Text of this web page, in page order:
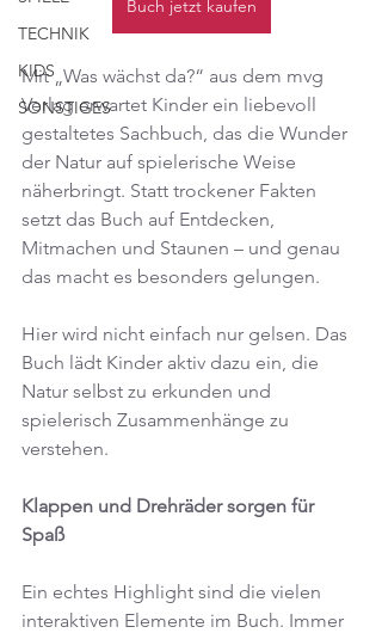
TECHNIK
KIDS
SONSTIGES
Buch jetzt kaufen
Mit „Was wächst da?“ aus dem mvg
Verlag erwartet Kinder ein liebevoll
gestaltetes Sachbuch, das die Wunder
der Natur auf spielerische Weise
näherbringt. Statt trockener Fakten
setzt das Buch auf Entdecken,
Mitmachen und Staunen – und genau
das macht es besonders gelungen.
Hier wird nicht einfach nur gelsen. Das
Buch lädt Kinder aktiv dazu ein, die
Natur selbst zu erkunden und
spielerisch Zusammenhänge zu
verstehen.
Klappen und Drehräder sorgen für
Spaß
Ein echtes Highlight sind die vielen
interaktiven Elemente im Buch. Immer